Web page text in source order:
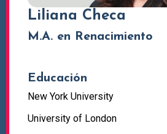
Liliana Checa
M.A. en Renacimiento
Educación
New York University
University of London